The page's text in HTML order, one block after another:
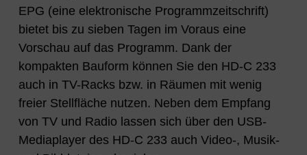
EPG (eine elektronische Programmzeitschrift)
bietet bis zu sieben Tagen im Voraus eine
Vorschau auf das Programm. Dank der
kompakten Bauform können Sie den HD-C 233
auch in TV-Racks bzw. in Räumen mit wenig
freier Stellfläche nutzen. Neben dem Empfang
von TV und Radio lassen sich über den USB-
Mediaplayer des HD-C 233 auch Video-, Musik-